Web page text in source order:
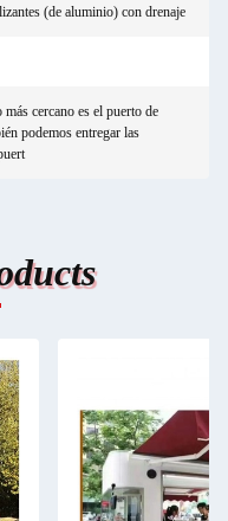
(de aluminio) con drenaje
cercano es el puerto de
podemos entregar las